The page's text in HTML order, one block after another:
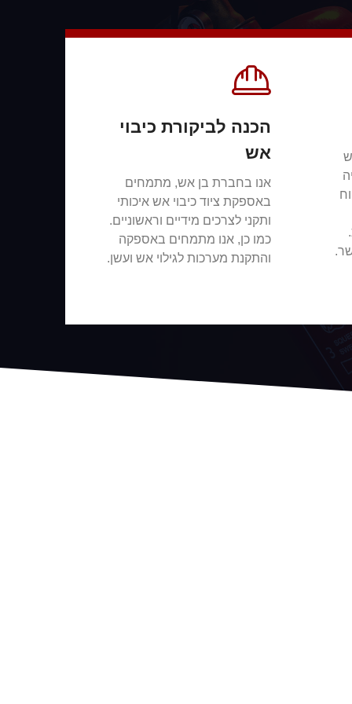
הכנה לביקורת כיבוי
אש
אנו בחברת בן אש, מתמחים
באספקת ציוד כיבוי אש איכותי
ותקני לצרכים מידיים וראשוניים.
כמו כן, אנו מתמחים באספקה
והתקנת מערכות לגילוי אש ועשן.